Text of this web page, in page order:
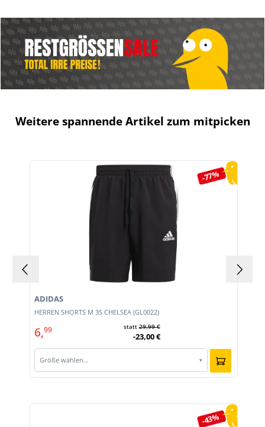
Weitere spannende Artikel zum mitpicken
Produktgalerie überspringen
-77%
HERREN SHORTS M 3S CHELSEA (GL0022)
ADIDAS
6,99 statt29,99 €
-23,00 €
Größe wählen… ▾
-43%